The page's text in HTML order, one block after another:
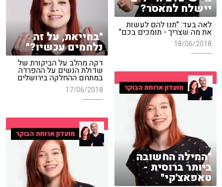
יישלח למאסר?
לאה בעד: "תנו להם לעשות
את מה שצריך - תומכים בכם"
18/06/2018 "בחייאת, על זה
נלחמים עכשיו?"
דקה מהלב על הביקורת של
שדולת הנשים על ההפרדה
במתחם ההחלקה בירושלים
17/06/2018 מועדון ארוחת הבוקר
"המילה החשובה
ביותר ברוסית -
טאפאצ'קי"
מועדון ארוחת הבוקר